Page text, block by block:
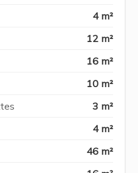
4 m²
12 m²
16 m²
10 m²
3 m²
4 m²
46 m²